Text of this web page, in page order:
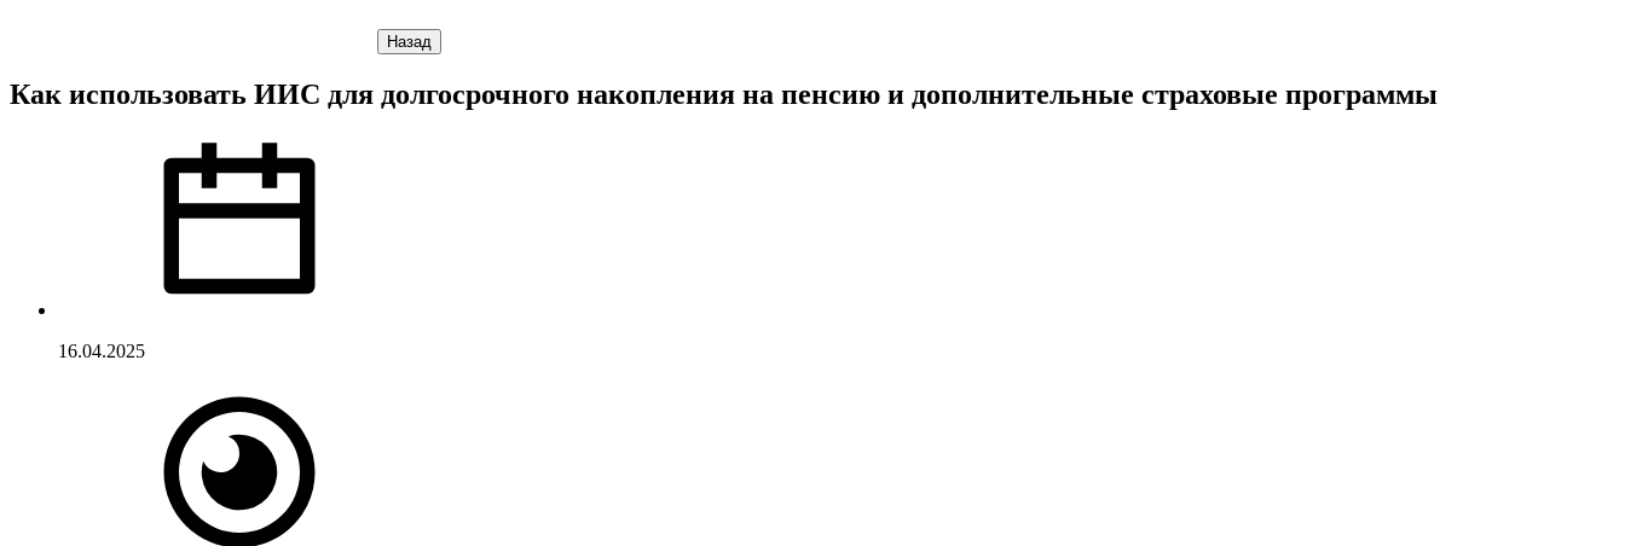
Назад
Как использовать ИИС для долгосрочного накопления на пенсию и дополнительные страховые программы
16.04.2025